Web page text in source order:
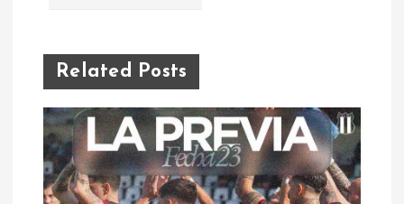
g
a
c
Related Posts